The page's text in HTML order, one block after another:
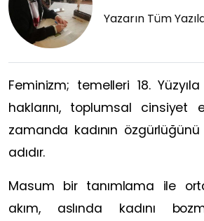
Yazarın Tüm
Feminizm; temelleri 18.
haklarını, toplumsal cinsiyet
zamanda kadının özgürlüğünü
adıdır.
Masum bir tanımlama ile
akım, aslında kadını